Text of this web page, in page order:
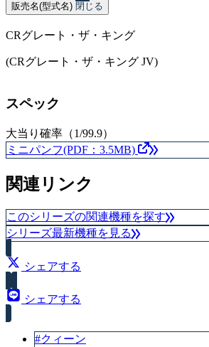
販売名(型式名) 閉じる
CRグレート・ザ・キング
(CRグレート・ザ・キング JV)
スペック
大当り確率（1/99.9）
ミニパンフ(PDF：3.5MB)
関連リンク
このシリーズの関連機種を探す
シリーズ最新機種を見る
シェアする
シェアする
#クィーン